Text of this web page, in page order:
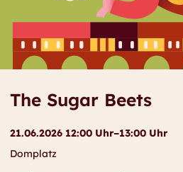
The Sugar Beets
21.06.2026 12:00 Uhr–13:00 Uhr
Domplatz